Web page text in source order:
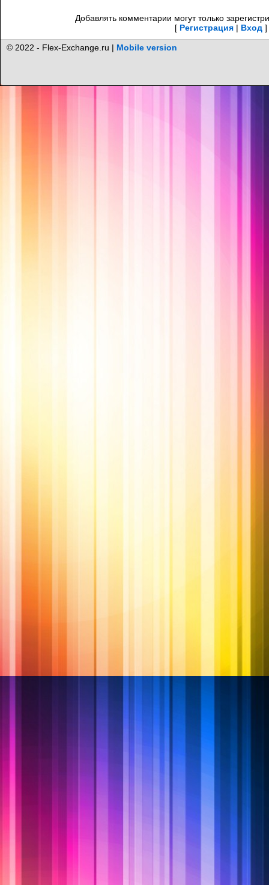
Добавлять комментарии могут только
[ Регистрация | Вход ]
© 2022 - Flex-Exchange.ru | Mobile version